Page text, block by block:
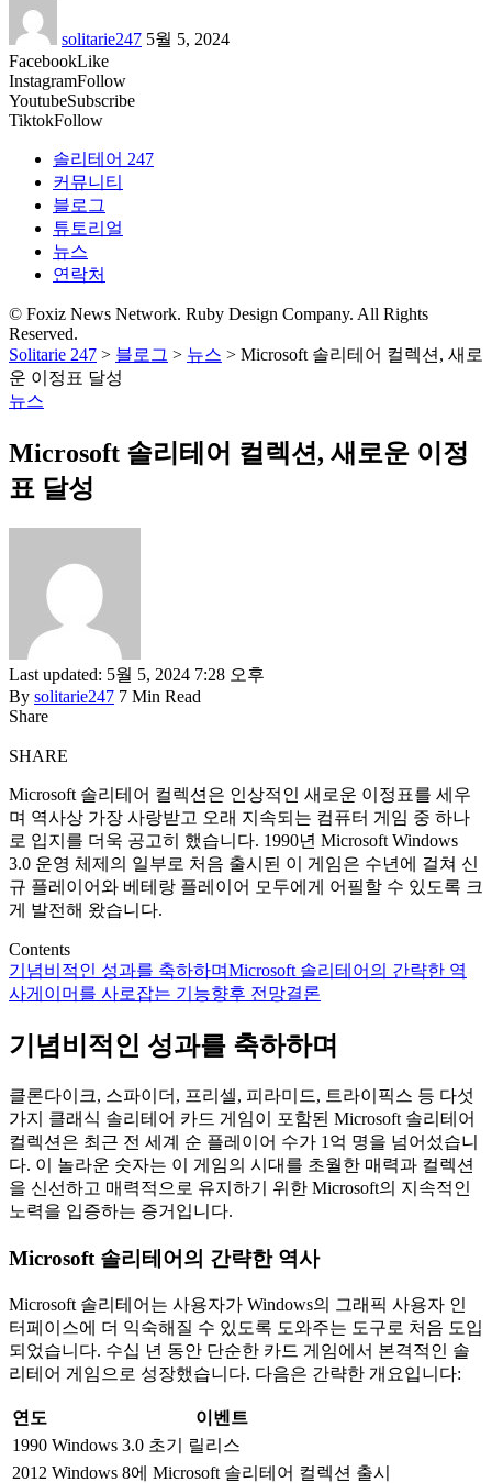
solitarie247 5월 5, 2024
FacebookLike
InstagramFollow
YoutubeSubscribe
TiktokFollow
솔리테어 247
커뮤니티
블로그
튜토리얼
뉴스
연락처
© Foxiz News Network. Ruby Design Company. All Rights
Reserved.
Solitarie 247 > 블로그 > 뉴스 > Microsoft 솔리테어 컬렉션, 새로
운 이정표 달성
뉴스
Microsoft 솔리테어 컬렉션, 새로운 이정
표 달성
Last updated: 5월 5, 2024 7:28 오후
By solitarie247 7 Min Read
Share
SHARE
Microsoft 솔리테어 컬렉션은 인상적인 새로운 이정표를 세우
며 역사상 가장 사랑받고 오래 지속되는 컴퓨터 게임 중 하나
로 입지를 더욱 공고히 했습니다. 1990년 Microsoft Windows
3.0 운영 체제의 일부로 처음 출시된 이 게임은 수년에 걸쳐 신
규 플레이어와 베테랑 플레이어 모두에게 어필할 수 있도록 크
게 발전해 왔습니다.
Contents
기념비적인 성과를 축하하며Microsoft 솔리테어의 간략한 역
사게이머를 사로잡는 기능향후 전망결론
기념비적인 성과를 축하하며
클론다이크, 스파이더, 프리셀, 피라미드, 트라이픽스 등 다섯
가지 클래식 솔리테어 카드 게임이 포함된 Microsoft 솔리테어
컬렉션은 최근 전 세계 순 플레이어 수가 1억 명을 넘어섰습니
다. 이 놀라운 숫자는 이 게임의 시대를 초월한 매력과 컬렉션
을 신선하고 매력적으로 유지하기 위한 Microsoft의 지속적인
노력을 입증하는 증거입니다.
Microsoft 솔리테어의 간략한 역사
Microsoft 솔리테어는 사용자가 Windows의 그래픽 사용자 인
터페이스에 더 익숙해질 수 있도록 도와주는 도구로 처음 도입
되었습니다. 수십 년 동안 단순한 카드 게임에서 본격적인 솔
리테어 게임으로 성장했습니다. 다음은 간략한 개요입니다:
연도
이벤트
1990 Windows 3.0 초기 릴리스
2012 Windows 8에 Microsoft 솔리테어 컬렉션 출시